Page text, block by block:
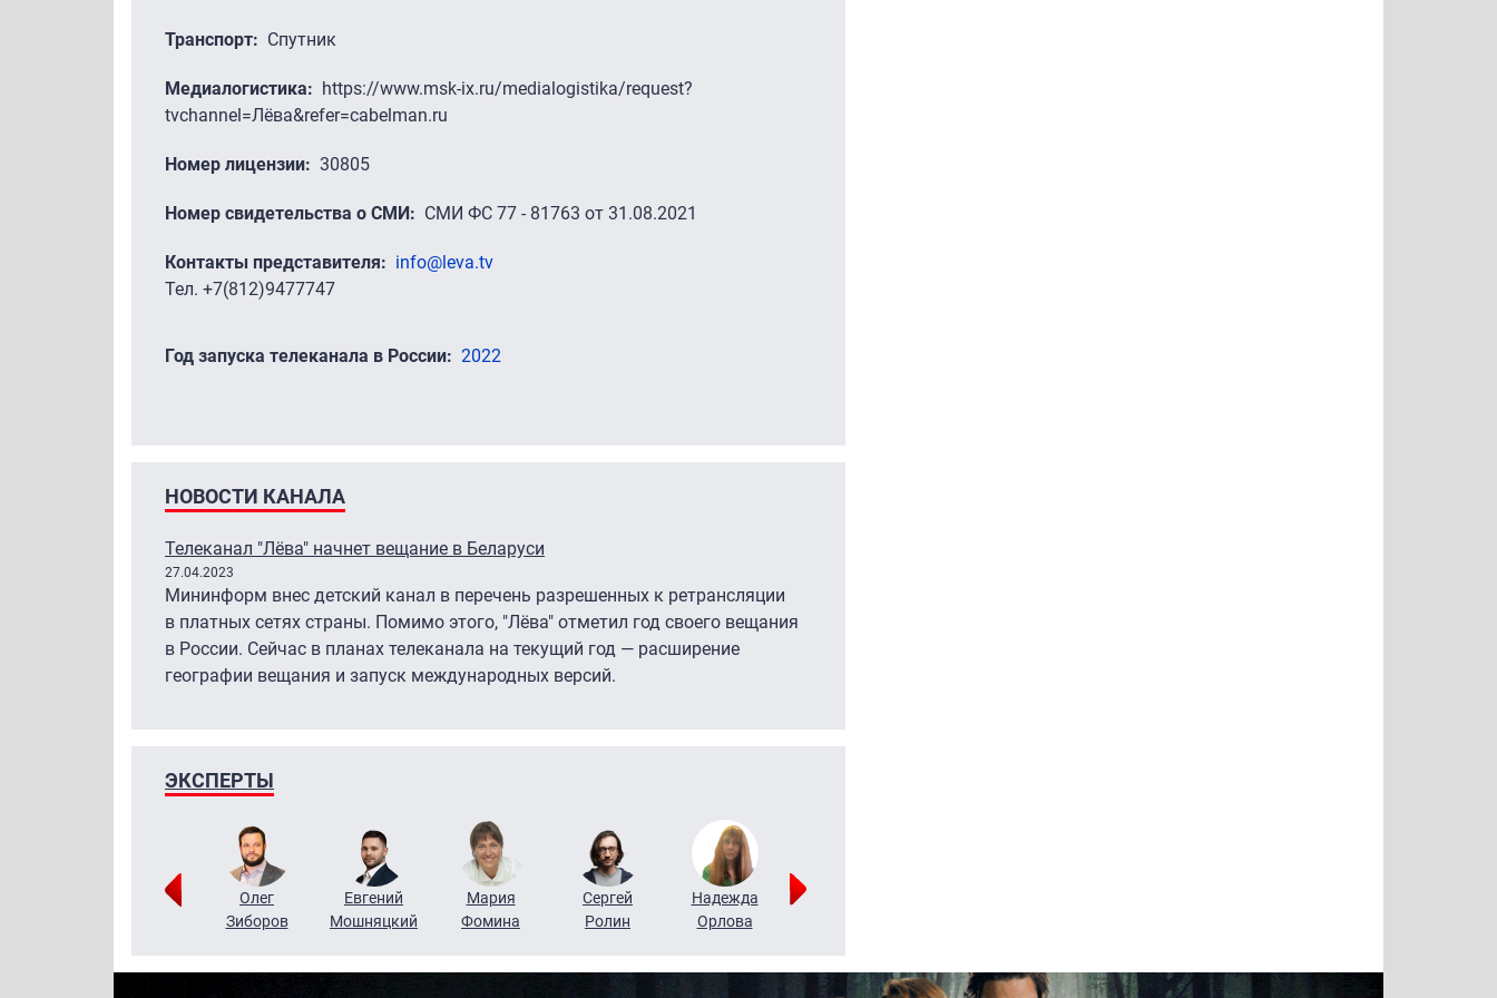
Транспорт Спутник
Медиалогистика
https://www.msk-ix.ru/medialogistika/request?
tvchannel=Лёва&refer=cabelman.ru
Номер лицензии 30805
Номер свидетельства о СМИ СМИ ФС 77 - 81763 от 31.08.2021
Контакты представителя
info@leva.tv
Тел. +7(812)9477747
Год запуска телеканала в России 2022
НОВОСТИ КАНАЛА
Телеканал "Лёва" начнет вещание в Беларуси
27.04.2023
Мининформ внес детский канал в перечень разрешенных к ретрансляции
в платных сетях страны. Помимо этого, "Лёва" отметил год своего вещания
в России. Сейчас в планах телеканала на текущий год — расширение
географии вещания и запуск международных версий.
ЭКСПЕРТЫ
Григорий
Олег
Зиборов
Евгений
Мошняцкий
Мария
Фомина
Сергей
Ролин
Надежда
Орлова